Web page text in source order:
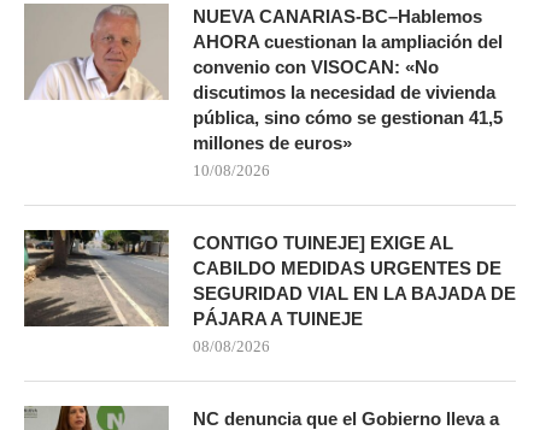
NUEVA CANARIAS-BC–Hablemos
AHORA cuestionan la ampliación del
convenio con VISOCAN: «No
discutimos la necesidad de vivienda
pública, sino cómo se gestionan 41,5
millones de euros»
10/08/2026
CONTIGO TUINEJE] EXIGE AL
CABILDO MEDIDAS URGENTES DE
SEGURIDAD VIAL EN LA BAJADA DE
PÁJARA A TUINEJE
08/08/2026
NC denuncia que el Gobierno lleva a